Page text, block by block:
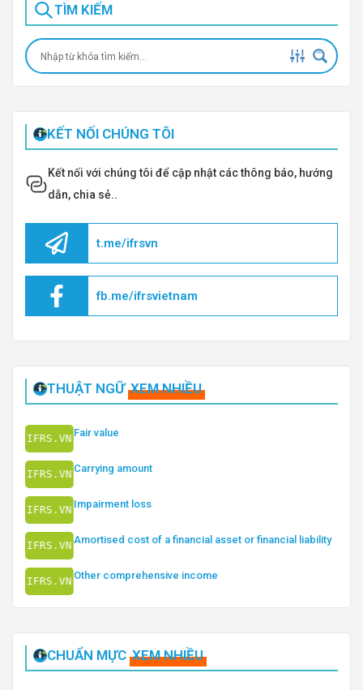
TÌM KIẾM
KẾT NỐI CHÚNG TÔI
Kết nối với chúng tôi để cập nhật các thông báo, hướng
dẫn, chia sẻ..
t.me/ifrsvn
fb.me/ifrsvietnam
THUẬT NGỮ XEM NHIỀU
Fair value
Carrying amount
Impairment loss
Amortised cost of a financial asset or financial liability
Other comprehensive income
CHUẨN MỰC XEM NHIỀU